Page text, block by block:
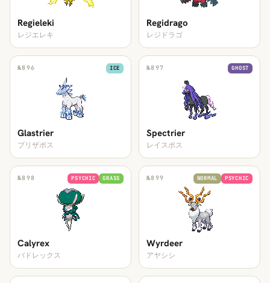
Regieleki
レジエレキ
Regidrago
レジドラゴ
№896 ICE
Glastrier
ブリザポス
№897 GHOST
Spectrier
レイスポス
№898 PSYCHIC GRASS
Calyrex
バドレックス
№899 NORMAL PSYCHIC
Wyrdeer
アヤシシ